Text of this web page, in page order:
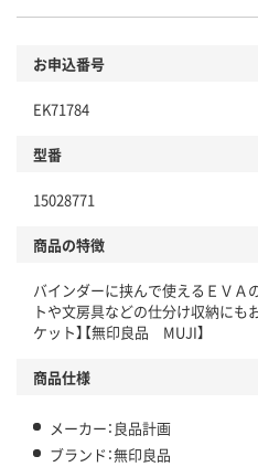
お申込番号
EK71784
型番
15028771
商品の特徴
バインダーに挟んで使えるＥＶＡ
トや文房具などの仕分け収納にも
ケット】【無印良品 MUJI】
商品仕様
メーカー：良品計画
ブランド：無印良品